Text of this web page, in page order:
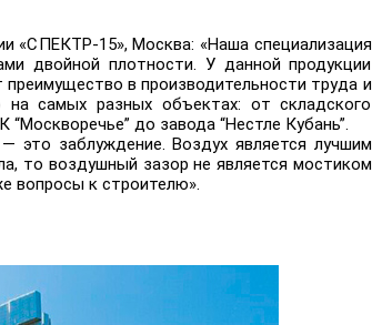
«СПЕКТР-15», Москва: «Наша специализация
двойной плотности. У данной продукции
в производительности труда и
самых разных объектах: от складского
до завода “Нестле Кубань”.
это заблуждение. Воздух является лучшим
то воздушный зазор не является мостиком
вопросы к строителю».